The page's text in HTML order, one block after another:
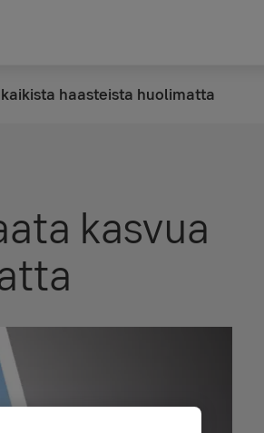
haasteista huolimatta
kasvua